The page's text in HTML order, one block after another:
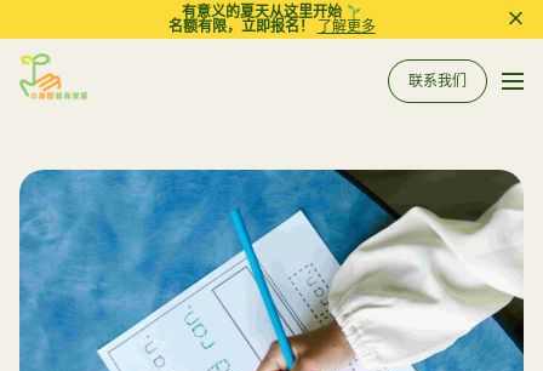
有意义的夏天从这里开始
名额有限，立即报名！
了解更多
Sprout in Motion
联系我们
所有服务
服务
评估
相关资讯